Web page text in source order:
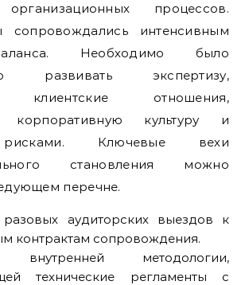
организационных процессов.
интенсивным
Необходимо было
развивать экспертизу,
клиентские отношения,
корпоративную культуру и
рисками. Ключевые вехи
становления можно
перечне.
аудиторских выездов к
контрактам сопровождения.
внутренней методологии,
технические регламенты с